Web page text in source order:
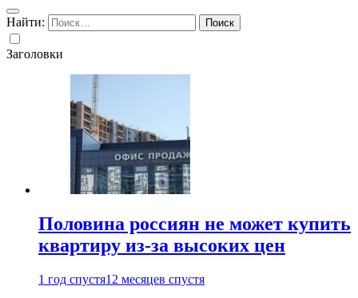
Найти:
Заголовки
Половина россиян не может купить
квартиру из-за высоких цен
1 год спустя12 месяцев спустя